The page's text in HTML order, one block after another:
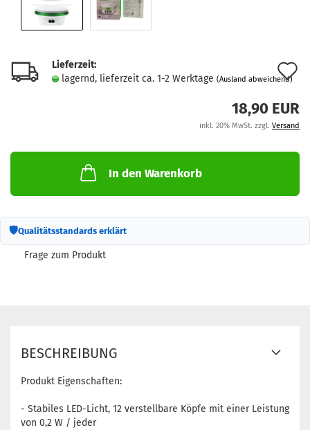
Lieferzeit:
lagernd, lieferzeit ca. 1-2 Werktage (Ausland abweichend)
18,90 EUR
inkl. 20% MwSt. zzgl. Versand
In den Warenkorb
🛡Qualitätsstandards erklärt
Frage zum Produkt
BESCHREIBUNG
Produkt Eigenschaften:
- Stabiles LED-Licht, 12 verstellbare Köpfe mit einer Leistung
von 0,2 W / jeder